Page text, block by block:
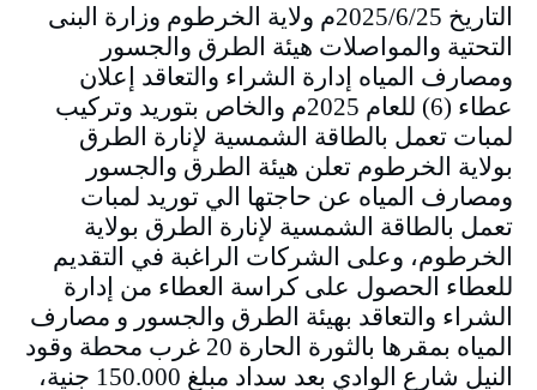
التاريخ 2025/6/25م ولاية الخرطوم وزارة البنى
التحتية والمواصلات هيئة الطرق والجسور
ومصارف المياه إدارة الشراء والتعاقد إعلان
عطاء (6) للعام 2025م والخاص بتوريد وتركيب
لمبات تعمل بالطاقة الشمسية لإنارة الطرق
بولاية الخرطوم تعلن هيئة الطرق والجسور
ومصارف المياه عن حاجتها الي توريد لمبات
تعمل بالطاقة الشمسية لإنارة الطرق بولاية
الخرطوم، وعلى الشركات الراغبة في التقديم
للعطاء الحصول على كراسة العطاء من إدارة
الشراء والتعاقد بهيئة الطرق والجسور و مصارف
المياه بمقرها بالثورة الحارة 20 غرب محطة وقود
النيل شارع الوادي بعد سداد مبلغ 150.000 جنية،